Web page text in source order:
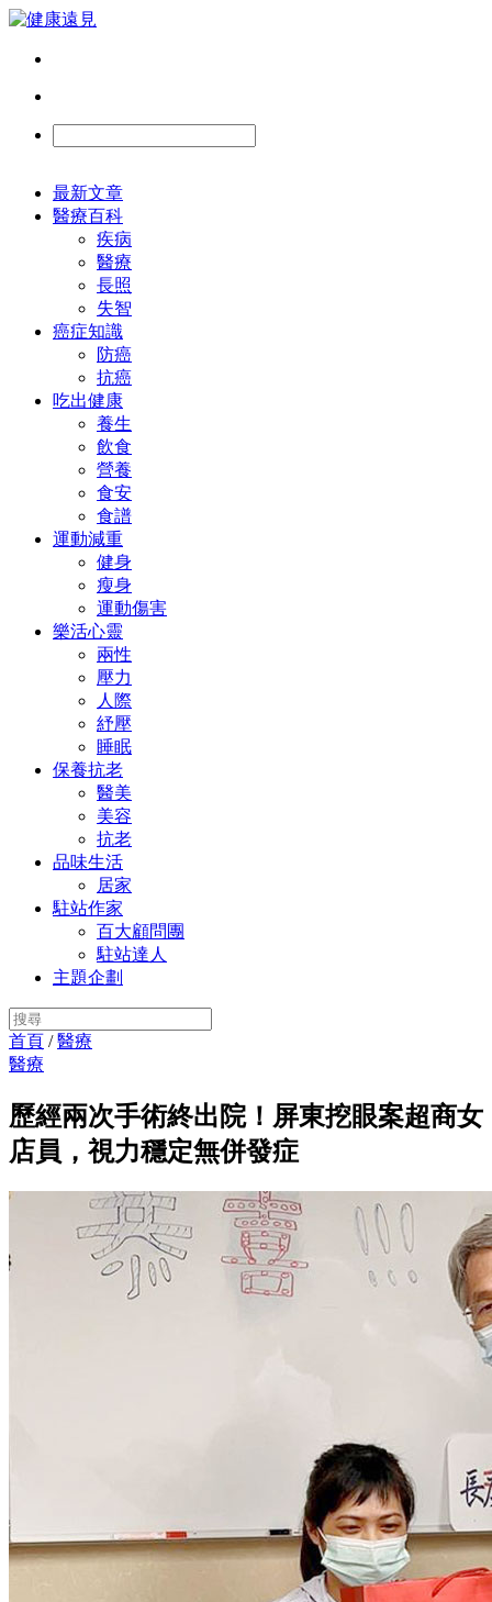
最新文章
醫療百科
疾病
醫療
長照
失智
癌症知識
防癌
抗癌
吃出健康
養生
飲食
營養
食安
食譜
運動減重
健身
瘦身
運動傷害
樂活心靈
兩性
壓力
人際
紓壓
睡眠
保養抗老
醫美
美容
抗老
品味生活
居家
駐站作家
百大顧問團
駐站達人
主題企劃
首頁 /醫療
醫療
歷經兩次手術終出院！屏東挖眼案超商女
店員，視力穩定無併發症